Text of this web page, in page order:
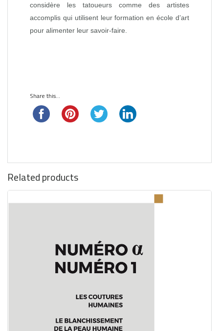
considère les tatoueurs comme des artistes
accomplis qui utilisent leur formation en école d’art
pour alimenter leur savoir-faire.
Share this...
Related products